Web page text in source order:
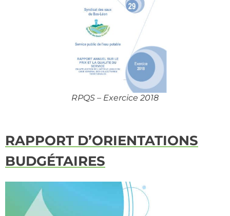
RPQS – Exercice 2018
RAPPORT D’ORIENTATIONS
BUDGÉTAIRES